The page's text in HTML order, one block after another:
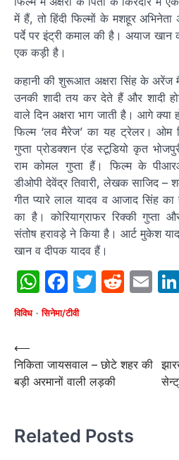
में हैं, तो हिंदी फिल्‍मों के मशहूर अभिनेता
पर्दे पर इंट्री कमाल की है। अयाज खान
एक कड़ी है।
कहानी की शुरूआत अक्षरा सिंह के अरेंज
उनकी शादी तय कर देते हैं और शादी
वाले दिन अक्षरा भाग जाती है। आगे
फिल्म ‘लव मैरेज’ का यह ट्रेलर। ओम
गुप्‍ता प्रोडक्‍शन एंड स्‍टूडियो कृत
राम कोमल गुप्ता हैं। फिल्‍म के
डीओपी देवेंद्र तिवारी, लेखक साजिद –
गीत प्‍यारे लाल यादव व आजाद सिंह
का है। कोरियाग्राफर रिक्‍की गुप्‍ता
संतोष हरावड़े ने किया है। आर्ट मुकेश
खान व दीपक यादव हैं।
WhatsApp
Facebook
Twitter
विविध सिनेमा/टीवी
Post
navigation
⟵
निकिता जायसवाल – छोटे शहर की
बड़ी अरमानों वाली लड़की
Related Posts